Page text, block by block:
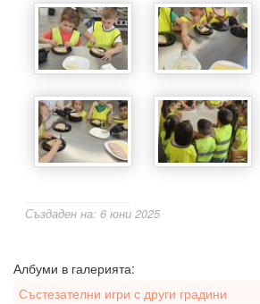
Създаден на: 6 юни 2025
Албуми в галерията:
Състезателни игри с други градини